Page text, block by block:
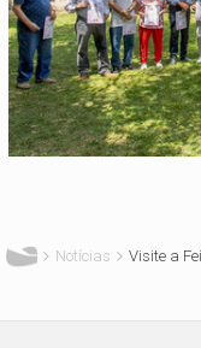
Notícias Visite a